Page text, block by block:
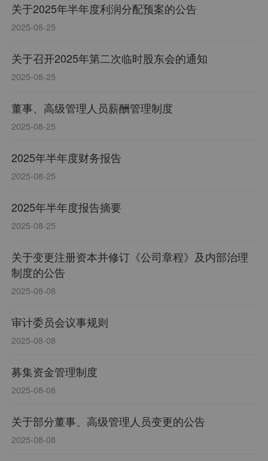
关于2025年半年度利润分配预案的公告
2025-08-25
关于召开2025年第二次临时股东会的通知
2025-08-25
董事、高级管理人员薪酬管理制度
2025-08-25
2025年半年度财务报告
2025-08-25
2025年半年度报告摘要
2025-08-25
关于变更注册资本并修订《公司章程》及内部治理
制度的公告
2025-08-08
审计委员会议事规则
2025-08-08
募集资金管理制度
2025-08-08
关于部分董事、高级管理人员变更的公告
2025-08-08